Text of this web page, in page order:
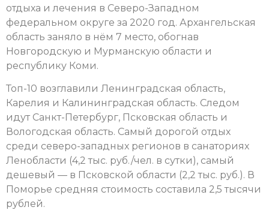
отдыха и лечения в Северо-Западном
федеральном округе за 2020 год. Архангельская
область заняло в нём 7 место, обогнав
Новгородскую и Мурманскую области и
республику Коми.
Топ-10 возглавили Ленинградская область,
Карелия и Калининградская область. Следом
идут Санкт-Петербург, Псковская область и
Вологодская область. Самый дорогой отдых
среди северо-западных регионов в санаториях
Ленобласти (4,2 тыс. руб./чел. в сутки), самый
дешевый — в Псковской области (2,2 тыс. руб.). В
Поморье средняя стоимость составила 2,5 тысячи
рублей.